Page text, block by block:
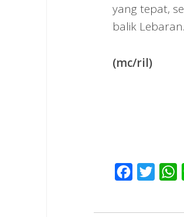
yang tepat,
balik Lebaran.
(mc/ril)
Facebook
Twitter